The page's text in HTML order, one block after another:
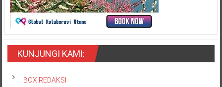
KUNJUNGI KAMI:
BOX REDAKSI